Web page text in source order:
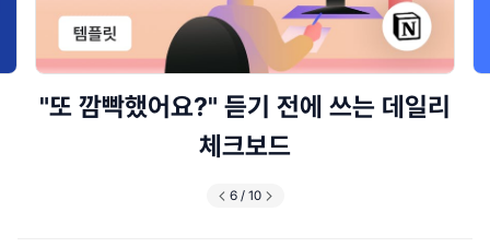
"또 깜빡했어요?" 듣기 전에 쓰는 데일리
체크보드
6/ 10